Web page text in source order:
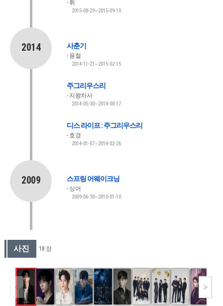
휘
2015-08-29~2015-09-10
2014 사춘기
용철
2014-11-21~2015-02-15
주그리우스리
지왕차사
2014-05-30~2014-08-17
디스 라이프 : 주그리우스리
호경
2014-01-07~2014-02-26
2009 스프링 어웨이크닝
싱어
2009-06-30~2010-01-10
사진 18 장